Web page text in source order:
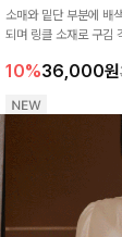
소매와 밑단 부분에 배
되며 링클 소재로 구김
10%36,000원